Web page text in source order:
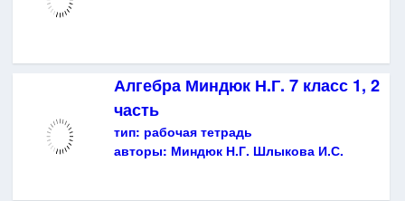
Алгебра Миндюк Н.Г. 7 класс 1, 2
часть
тип: рабочая тетрадь
авторы: Миндюк Н.Г. Шлыкова И.С.